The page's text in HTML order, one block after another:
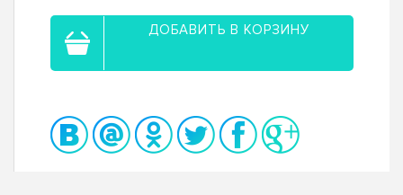
ДОБАВИТЬ В КОРЗИНУ